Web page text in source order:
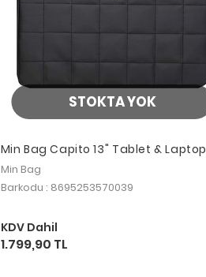
STOKTA YOK
Min Bag Capito 13" Tablet & Laptop
Çantası Siyah
Min Bag
Barkodu : 8695253570039
KDV Dahil
1.799,90 TL